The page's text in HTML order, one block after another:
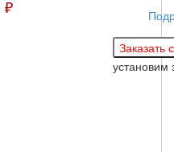
₽
установим